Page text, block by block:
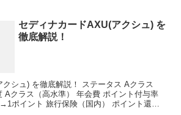
セディナカードAXU(アクシュ) を
徹底解説！
クシュ) を徹底解説！ ステータス Aクラス
Aクラス（高水準） 年会費 ポイント付与率
ポイント 旅行保険（国内） ポイント還元